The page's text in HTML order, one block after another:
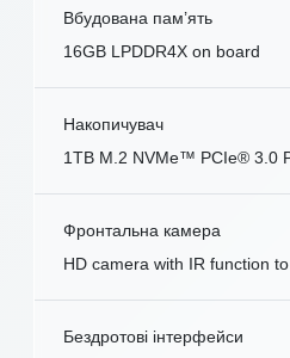
Вбудована пам’ять
16GB LPDDR4X on board
Накопичувач
1TB M.2 NVMe™ PCIe® 3.0
Фронтальна камера
HD camera with IR function
Бездротові інтерфейси